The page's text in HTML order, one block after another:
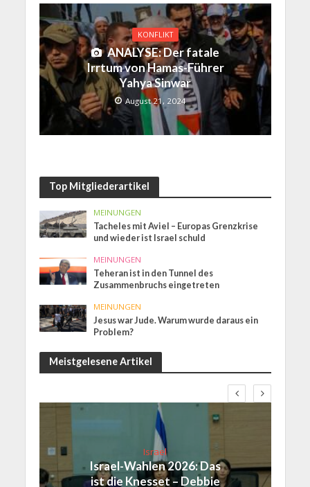
KONFLIKT
ANALYSE: Der fatale
Irrtum von Hamas-Führer
Yahya Sinwar
August 21, 2024
Top Mitgliederartikel
MEINUNGEN
Tacheles mit Aviel – Europas Grenzkrise
und wieder ist Israel schuld
MEINUNGEN
Teheran ist in den Tunnel des
Zusammenbruchs eingetreten
MEINUNGEN
Jesus war Jude. Warum wurde daraus ein
Problem?
Meistgelesene Artikel
Israel
Israel-Wahlen 2026: Das
ist die Knesset – Debbie